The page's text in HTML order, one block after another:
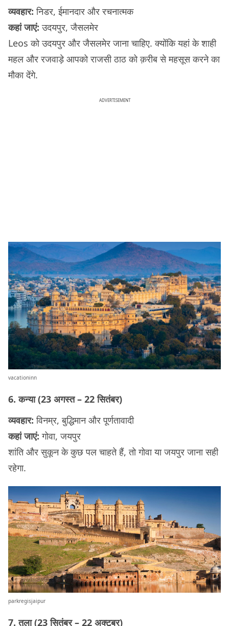
व्यवहार: निडर, ईमानदार और रचनात्मक
कहां जाएं:उदयपुर, जैसलमेर
Leos को उदयपुर और जैसलमेर जाना चाहिए. क्योंकि यहां के शाही
महल और रजवाड़े आपको राजसी ठाठ को क़रीब से महसूस करने का
मौका देंगे.
ADVERTISEMENT
vacationinn
6. कन्या (23 अगस्त – 22 सितंबर)
व्यवहार: विनम्र, बुद्धिमान और पूर्णतावादी
कहां जाएं:गोवा, जयपुर
शांति और सुकून के कुछ पल चाहते हैं, तो गोवा या जयपुर जाना सही
रहेगा.
parkregisjaipur
7. तुला (23 सितंबर – 22 अक्टूबर)